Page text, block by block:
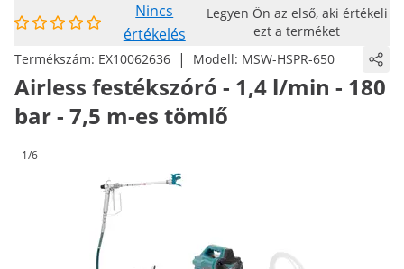
Nincs
értékelés
Legyen Ön az első, aki értékeli
ezt a terméket
Termékszám: EX10062636 | Modell: MSW-HSPR-650
Airless festékszóró - 1,4 l/min - 180
bar - 7,5 m-es tömlő
1/6